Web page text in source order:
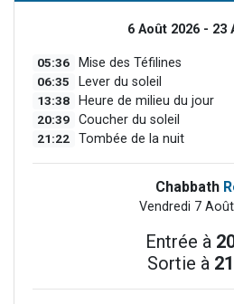
6 Août 2026 - 23
05:36 Mise des Téfilines
06:35 Lever du soleil
13:38 Heure de milieu du jour
20:39 Coucher du soleil
21:22 Tombée de la nuit
Chabbath
Vendredi 7
Entrée à
Sortie à